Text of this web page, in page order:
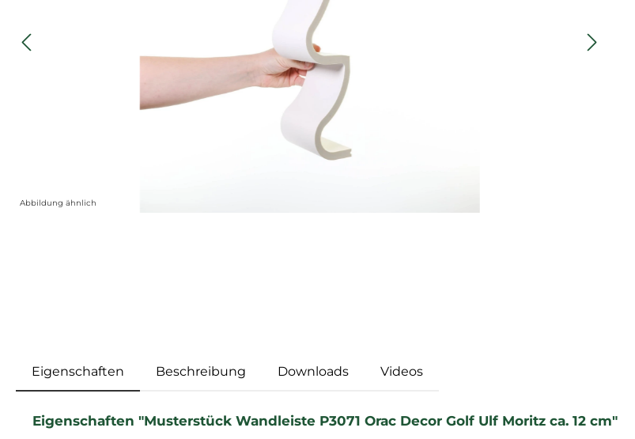
Abbildung ähnlich
Eigenschaften Beschreibung Downloads Videos
Eigenschaften "Musterstück Wandleiste P3071 Orac Decor Golf Ulf Moritz ca. 12 cm"